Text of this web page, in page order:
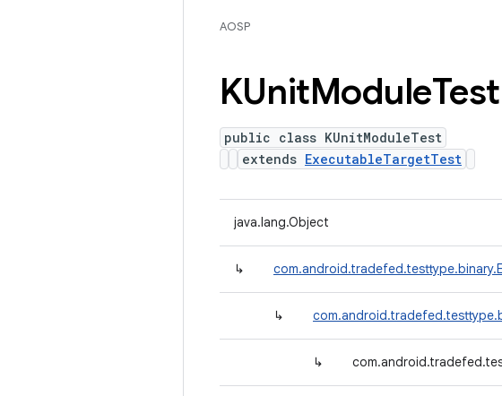
AOSP
KUnitModuleTest
public class KUnitModuleTest
extends ExecutableTargetTest
java.lang.Object
↳
↳
↳